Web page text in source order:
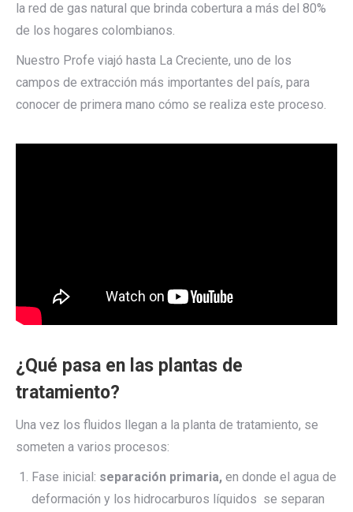
la red de gas natural que brinda cobertura a más del 80%
de los hogares colombianos.
Nuestro Profe viajó hasta La Creciente, uno de los
campos de extracción más importantes del país, para
conocer de primera mano cómo se realiza este proceso.
¿Qué pasa en las plantas de
tratamiento?
Una vez los fluidos llegan a la planta de tratamiento, se
someten a varios procesos:
Fase inicial: separación primaria, en donde el agua de
deformación y los hidrocarburos líquidos se separan